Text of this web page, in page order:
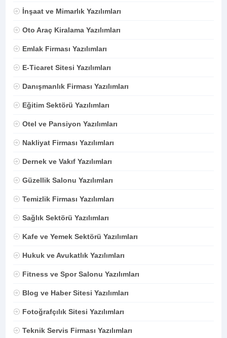
İnşaat ve Mimarlık Yazılımları
Oto Araç Kiralama Yazılımları
Emlak Firması Yazılımları
E-Ticaret Sitesi Yazılımları
Danışmanlık Firması Yazılımları
Eğitim Sektörü Yazılımları
Otel ve Pansiyon Yazılımları
Nakliyat Firması Yazılımları
Dernek ve Vakıf Yazılımları
Güzellik Salonu Yazılımları
Temizlik Firması Yazılımları
Sağlık Sektörü Yazılımları
Kafe ve Yemek Sektörü Yazılımları
Hukuk ve Avukatlık Yazılımları
Fitness ve Spor Salonu Yazılımları
Blog ve Haber Sitesi Yazılımları
Fotoğrafçılık Sitesi Yazılımları
Teknik Servis Firması Yazılımları